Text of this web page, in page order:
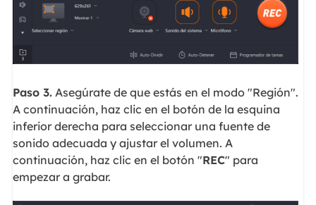
Paso 3.Asegúrate de que estás en el modo "Región".
A continuación, haz clic en el botón de la esquina
inferior derecha para seleccionar una fuente de
sonido adecuada y ajustar el volumen. A
continuación, haz clic en el botón "REC" para
empezar a grabar.